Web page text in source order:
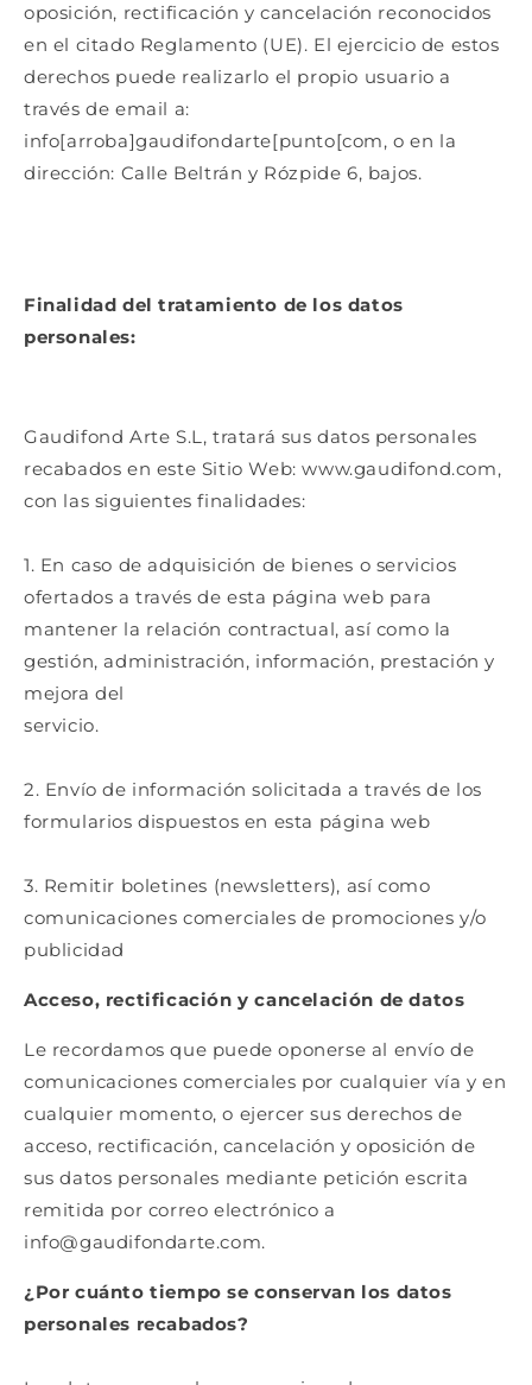
oposición, rectificación y cancelación reconocidos
en el citado Reglamento (UE). El ejercicio de estos
derechos puede realizarlo el propio usuario a
través de email a:
info[arroba]gaudifondarte[punto[com, o en la
dirección: Calle Beltrán y Rózpide 6, bajos.
Finalidad del tratamiento de los datos
personales:
Gaudifond Arte S.L, tratará sus datos personales
recabados en este Sitio Web: www.gaudifond.com,
con las siguientes finalidades:
1. En caso de adquisición de bienes o servicios
ofertados a través de esta página web para
mantener la relación contractual, así como la
gestión, administración, información, prestación y
mejora del
servicio.
2. Envío de información solicitada a través de los
formularios dispuestos en esta página web
3. Remitir boletines (newsletters), así como
comunicaciones comerciales de promociones y/o
publicidad
Acceso, rectificación y cancelación de datos
Le recordamos que puede oponerse al envío de
comunicaciones comerciales por cualquier vía y en
cualquier momento, o ejercer sus derechos de
acceso, rectificación, cancelación y oposición de
sus datos personales mediante petición escrita
remitida por correo electrónico a
info@gaudifondarte.com.
¿Por cuánto tiempo se conservan los datos
personales recabados?